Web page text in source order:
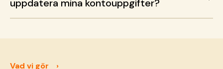
uppdatera mina kontouppgifter?
Vad vi gör